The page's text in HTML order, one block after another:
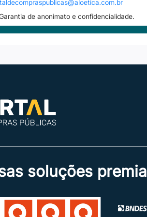
de anonimato e confidencialidade.
soluções